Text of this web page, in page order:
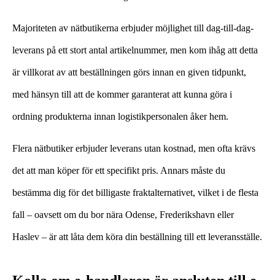
Majoriteten av nätbutikerna erbjuder möjlighet till dag-till-dag-
leverans på ett stort antal artikelnummer, men kom ihåg att detta
är villkorat av att beställningen görs innan en given tidpunkt,
med hänsyn till att de kommer garanterat att kunna göra i
ordning produkterna innan logistikpersonalen åker hem.
Flera nätbutiker erbjuder leverans utan kostnad, men ofta krävs
det att man köper för ett specifikt pris. Annars måste du
bestämma dig för det billigaste fraktalternativet, vilket i de flesta
fall – oavsett om du bor nära Odense, Frederikshavn eller
Haslev – är att låta dem köra din beställning till ett leveransställe.